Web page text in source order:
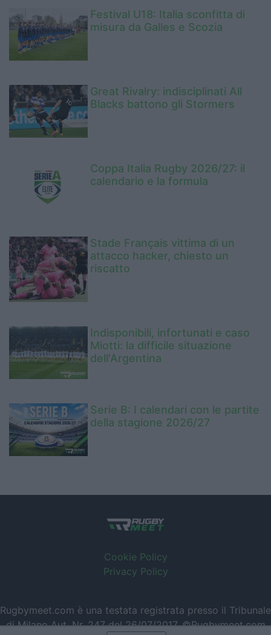
Festival U18: Italia sconfitta di
misura da Galles e Scozia
Great Rivalry: indisciplinati All
Blacks battono gli Stormers
Coppa Italia Rugby 2026/27: il
calendario e la formula
Stade Français vittima di un
attacco hacker, chiesto un
riscatto
Indisponibili, infortunati e caso
Miotti: la difficile situazione
dell'Argentina
Serie B: I calendari con le partite
della stagione 2026/27
Cookie Policy
Privacy Policy
Rugbymeet.com è una testata registrata presso il Tribunale
di Milano Aut. Nr. 247 del 26/07/2017. ©Rugbymeet.com